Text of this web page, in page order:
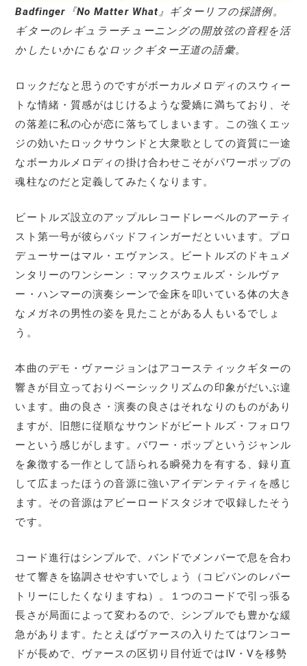
Badfinger 『No Matter What』ギターリフの採譜例。
ギターのレギュラーチューニングの開放弦の音程を活
かしたいかにもなロックギター王道の語彙。
ロックだなと思うのですがボーカルメロディのスウィー
トな情緒・質感がはじけるような愛嬌に満ちており、そ
の落差に私の心が恋に落ちてしまいます。この強くエッ
ジの効いたロックサウンドと大衆歌としての資質に一途
なボーカルメロディの掛け合わせこそがパワーポップの
魂柱なのだと定義してみたくなります。
ビートルズ設立のアップルレコードレーベルのアーティ
スト第一号が彼らバッドフィンガーだといいます。プロ
デューサーはマル・エヴァンス。ビートルズのドキュメ
ンタリーのワンシーン：マックスウェルズ・シルヴァ
ー・ハンマーの演奏シーンで金床を叩いている体の大き
なメガネの男性の姿を見たことがある人もいるでしょ
う。
本曲のデモ・ヴァージョンはアコースティックギターの
響きが目立っておりベーシックリズムの印象がだいぶ違
います。曲の良さ・演奏の良さはそれなりのものがあり
ますが、旧態に従順なサウンドがビートルズ・フォロワ
ーという感じがします。パワー・ポップというジャンル
を象徴する一作として語られる瞬発力を有する、録り直
して広まったほうの音源に強いアイデンティティを感じ
ます。その音源はアビーロードスタジオで収録したそう
です。
コード進行はシンプルで、バンドでメンバーで息を合わ
せて響きを協調させやすいでしょう（コピバンのレパー
トリーにしたくなりますね）。１つのコードで引っ張る
長さが局面によって変わるので、シンプルでも豊かな緩
急があります。たとえばヴァースの入りたてはワンコー
ドが長めで、ヴァースの区切り目付近ではⅣ・Ⅴを移勢